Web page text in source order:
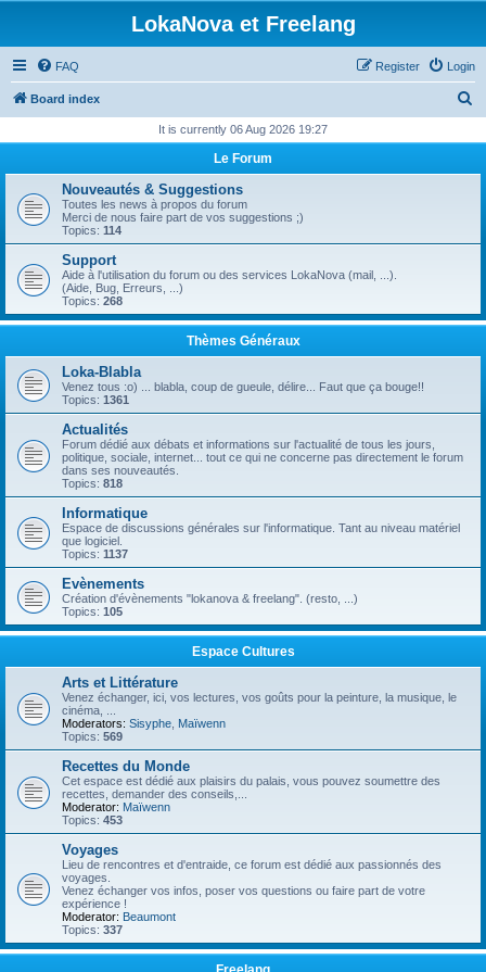
LokaNova et Freelang
FAQ Login
Register
Board index
r
It is currently 06 Aug 2026 19:27
Le Forum
Nouveautés & Suggestions
Toutes les news à propos du forum
Merci de nous faire part de vos suggestions ;)
Topics: 114
Support
Aide à l'utilisation du forum ou des services LokaNova (mail, ...).
(Aide, Bug, Erreurs, ...)
Topics: 268
Thèmes Généraux
Loka-Blabla
Venez tous :o) ... blabla, coup de gueule, délire... Faut que ça bouge!!
Topics: 1361
Actualités
Forum dédié aux débats et informations sur l'actualité de tous les jours,
politique, sociale, internet... tout ce qui ne concerne pas directement le forum
dans ses nouveautés.
Topics: 818
Informatique
Espace de discussions générales sur l'informatique. Tant au niveau matériel
que logiciel.
Topics: 1137
Evènements
Création d'évènements "lokanova & freelang". (resto, ...)
Topics: 105
Espace Cultures
Arts et Littérature
Venez échanger, ici, vos lectures, vos goûts pour la peinture, la musique, le
cinéma, ...
Moderators: Sisyphe Maïwenn
Topics: 569
Recettes du Monde
Cet espace est dédié aux plaisirs du palais, vous pouvez soumettre des
recettes, demander des conseils,...
Moderator: Maïwenn
Topics: 453
Voyages
Lieu de rencontres et d'entraide, ce forum est dédié aux passionnés des
voyages.
Venez échanger vos infos, poser vos questions ou faire part de votre
expérience !
Moderator: Beaumont
Topics: 337